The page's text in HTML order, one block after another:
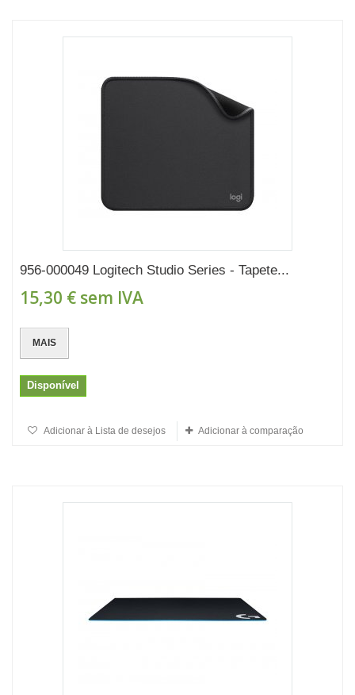
956-000049 Logitech Studio Series - Tapete...
15,30 € sem IVA
MAIS
Disponível
Adicionar à Lista de desejos Adicionar à comparação